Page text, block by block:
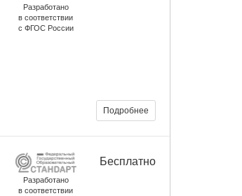
Разработано
в соответствии
с ФГОС России
Подробнее
Разработано
в соответствии
Бесплатно